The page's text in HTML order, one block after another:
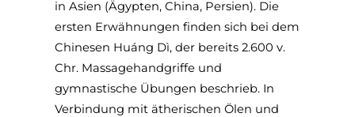
in Asien (Ägypten, China, Persien). Die
ersten Erwähnungen finden sich bei dem
Chinesen Huáng Dì, der bereits 2.600 v.
Chr. Massagehandgriffe und
gymnastische Übungen beschrieb. In
Verbindung mit ätherischen Ölen und